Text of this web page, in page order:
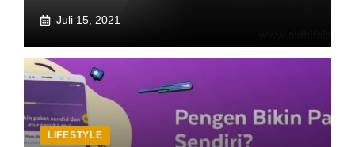
Juli 15, 2021
LIFESTYLE